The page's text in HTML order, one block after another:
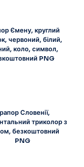
Ємену, круглий
червоний, білий,
коло, символ,
PNG
Словенії,
триколор з
безкоштовний
PNG